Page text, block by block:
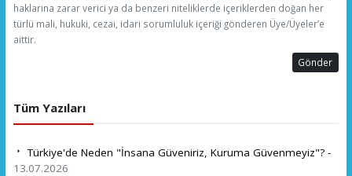
haklarına zarar verici ya da benzeri niteliklerde içeriklerden doğan her
türlü mali, hukuki, cezai, idari sorumluluk içeriği gönderen Üye/Üyeler’e
aittir.
Gönder
Tüm Yazıları
Türkiye'de Neden "İnsana Güveniriz, Kuruma Güvenmeyiz"? -
13.07.2026